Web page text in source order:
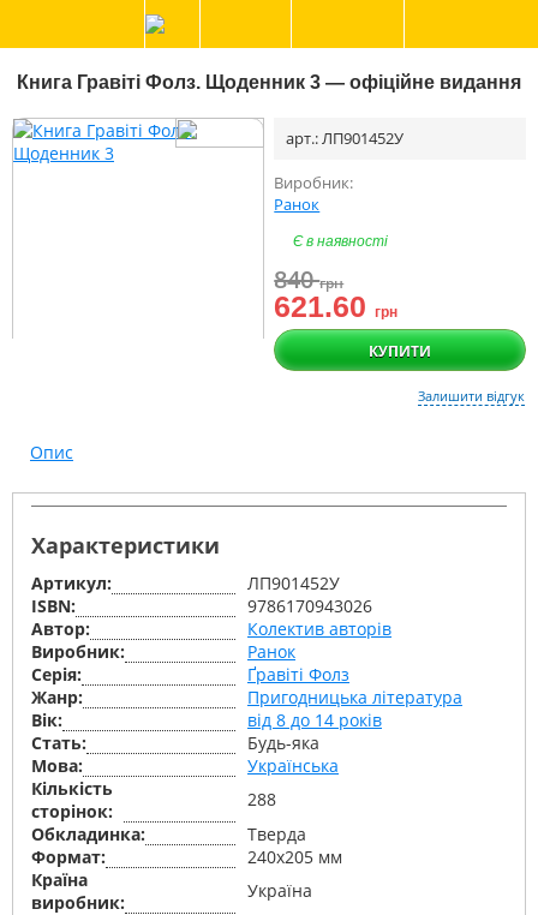
Книга Гравіті Фолз. Щоденник 3 — офіційне видання
арт.: ЛП901452У
Виробник:
Ранок
Є в наявності
840грн
621.60грн
КУПИТИ
Залишити відгук
Опис
Характеристики
Артикул:
ЛП901452У
ISBN:
9786170943026
Автор:
Колектив авторів
Виробник:
Ранок
Серiя:
Ґравіті Фолз
Жанр:
Пригодницька література
Вік:
від 8 до 14 років
Стать:
Будь-яка
Мова:
Українська
Кількість
сторінок:
288
Обкладинка:
Тверда
Формат:
240х205 мм
Країна
виробник:
Україна